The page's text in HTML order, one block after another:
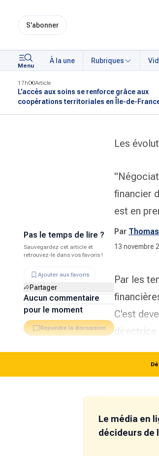
S'abonner
Menu
À la une Rubriques
17h00Article
L'accès aux soins se renforce grâce aux
coopérations territoriales en Île-de-
Les
financier
est en
Par
13 novembre
Par les
C'est
directrice
Pas le temps de lire ?
Sauvegardez cet article et
retrouvez-le dans vos favoris !
Ajouter aux favoris
Partager
Aucun commentaire
pour le moment
Rejoindre la discussion
Le média en
décideurs de